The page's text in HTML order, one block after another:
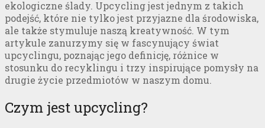
ekologiczne ślady. Upcycling jest jednym z takich
podejść, które nie tylko jest przyjazne dla środowiska,
ale także stymuluje naszą kreatywność. W tym
artykule zanurzymy się w fascynujący świat
upcyclingu, poznając jego definicję, różnice w
stosunku do recyklingu i trzy inspirujące pomysły na
drugie życie przedmiotów w naszym domu.
Czym jest upcycling?